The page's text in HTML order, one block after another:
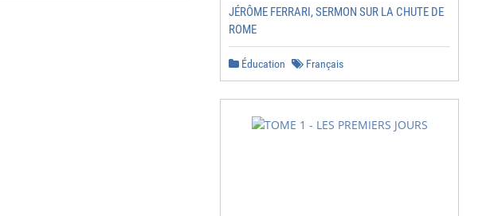
JÉRÔME FERRARI, SERMON SUR LA CHUTE DE
ROME
Éducation Français